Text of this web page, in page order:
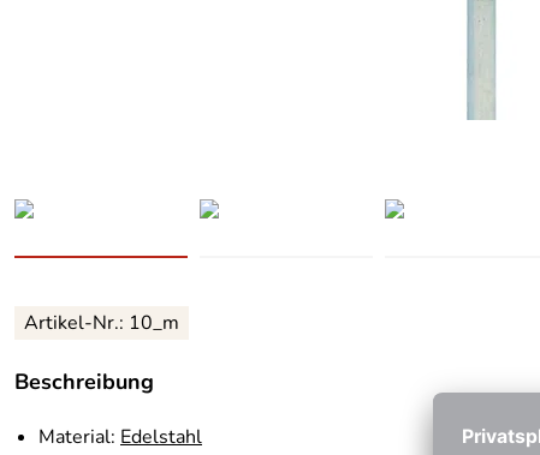
Artikel-Nr.: 10_m
Beschreibung
Material: Edelstahl